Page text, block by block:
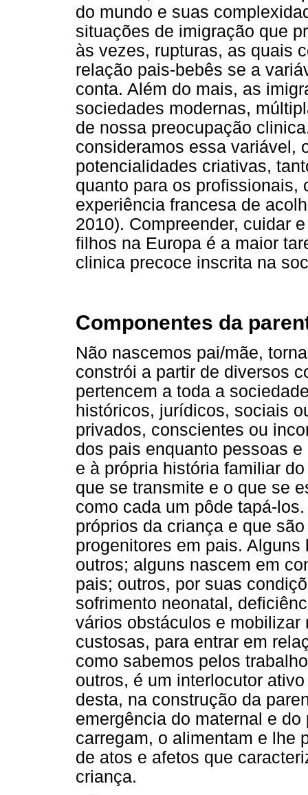
do mundo e suas
situações de imigração que
às vezes, rupturas, as quais
relação pais-bebês se a
conta. Além do mais, as
sociedades modernas,
de nossa preocupação
consideramos essa variável,
potencialidades criativas,
quanto para os profissionais,
experiência francesa de
2010). Compreender, cuidar
filhos na Europa é a maior
clinica precoce inscrita na
Componentes da
Não nascemos pai/mãe,
constrói a partir de diversos
pertencem a toda a
históricos, jurídicos, sociais
privados, conscientes ou
dos pais enquanto pessoas
e à própria história familiar
que se transmite e o que se
como cada um pôde tapá-
próprios da criança e que
progenitores em pais.
outros; alguns nascem em
pais; outros, por suas
sofrimento neonatal,
vários obstáculos e
custosas, para entrar em
como sabemos pelos
outros, é um interlocutor
desta, na construção da
emergência do maternal e
carregam, o alimentam e lhe
de atos e afetos que
criança.